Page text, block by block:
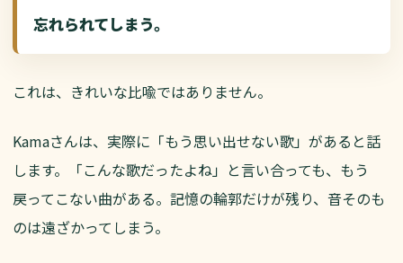
忘れられてしまう。
これは、きれいな比喩ではありません。
Kamaさんは、実際に「もう思い出せない歌」があると話
します。「こんな歌だったよね」と言い合っても、もう
戻ってこない曲がある。記憶の輪郭だけが残り、音そのも
のは遠ざかってしまう。